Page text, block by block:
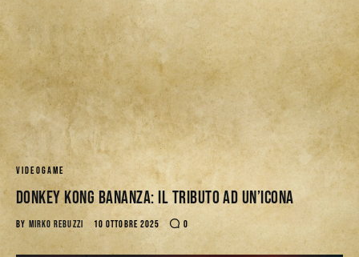
VIDEOGAME
Donkey Kong Bananza: Il Tributo ad un’Icona
BY MIRKO REBUZZI 10 OTTOBRE 2025 0